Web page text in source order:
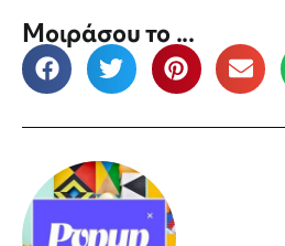
Μοιράσου το ...